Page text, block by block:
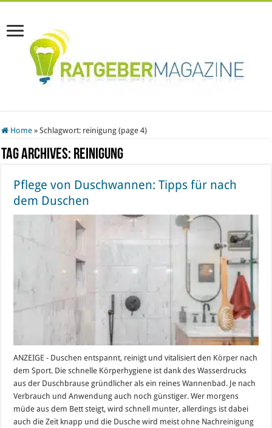
Home » Schlagwort: reinigung (page 4)
Tag Archives: reinigung
Pflege von Duschwannen: Tipps für nach
dem Duschen
ANZEIGE - Duschen entspannt, reinigt und vitalisiert den Körper nach
dem Sport. Die schnelle Körperhygiene ist dank des Wasserdrucks
aus der Duschbrause gründlicher als ein reines Wannenbad. Je nach
Verbrauch und Anwendung auch noch günstiger. Wer morgens
müde aus dem Bett steigt, wird schnell munter, allerdings ist dabei
auch die Zeit knapp und die Dusche wird meist ohne Nachreinigung